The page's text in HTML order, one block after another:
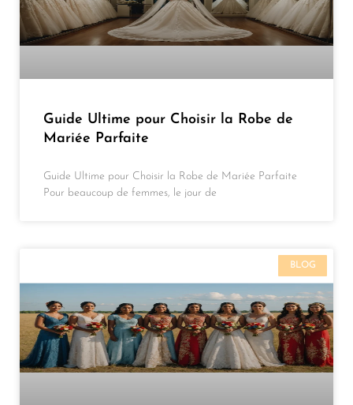
Guide Ultime pour Choisir la Robe de
Mariée Parfaite
Guide Ultime pour Choisir la Robe de Mariée Parfaite
Pour beaucoup de femmes, le jour de
BLOG